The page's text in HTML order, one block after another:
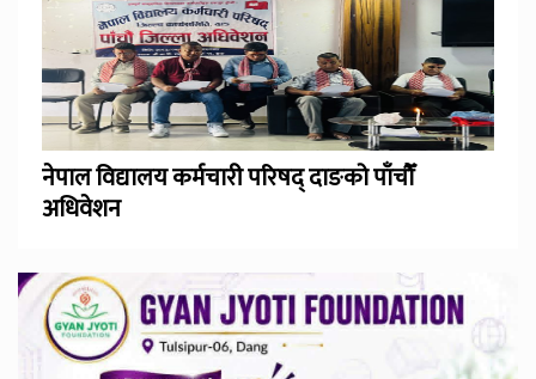
नेपाल विद्यालय कर्मचारी परिषद् दाङको पाँचौँ
अधिवेशन